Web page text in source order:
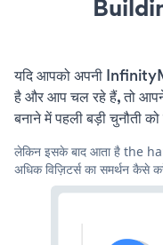
यदि आपको अपनी
है और आप चल रहे हैं, तो
बनाने में पहली बड़ी चुनौती
लेकिन इसके बाद आता है the
अधिक विज़िटर्स का समर्थन कैसे